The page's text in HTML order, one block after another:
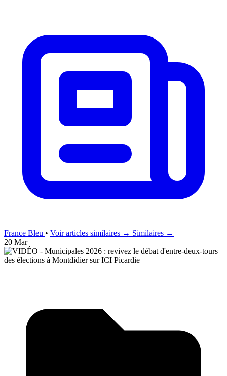
France Bleu • Voir articles similaires → Similaires →
20 Mar